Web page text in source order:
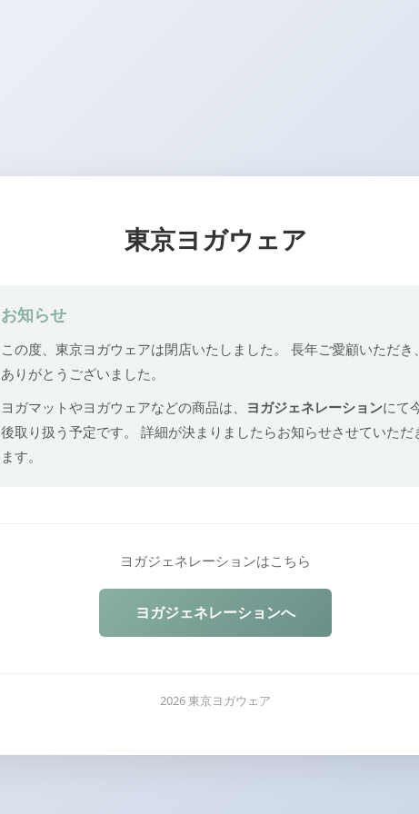
東京ヨガウェア
お知らせ
この度、東京ヨガウェアは閉店いたしました。 長年ご愛顧いただき
ありがとうございました。
ヨガマットやヨガウェアなどの商品は、 ヨガジェネレーションにて
後取り扱う予定です。 詳細が決まりましたらお知らせさせていただ
ます。
ヨガジェネレーションはこちら
ヨガジェネレーションへ
2026 東京ヨガウェア